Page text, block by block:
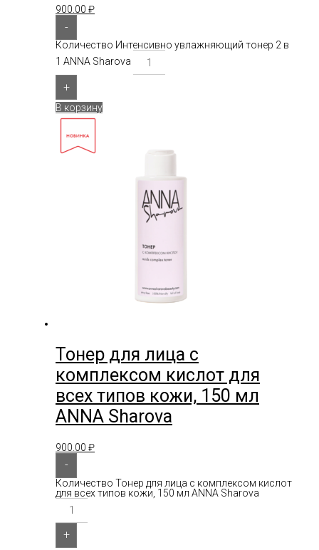
900.00 ₽
-
Количество Интенсивно увлажняющий тонер 2 в
1 ANNA Sharova
+
В корзину
Тонер для лица с
комплексом кислот для
всех типов кожи, 150 мл
ANNA Sharova
900.00 ₽
-
Количество Тонер для лица с комплексом кислот
для всех типов кожи, 150 мл ANNA Sharova
+